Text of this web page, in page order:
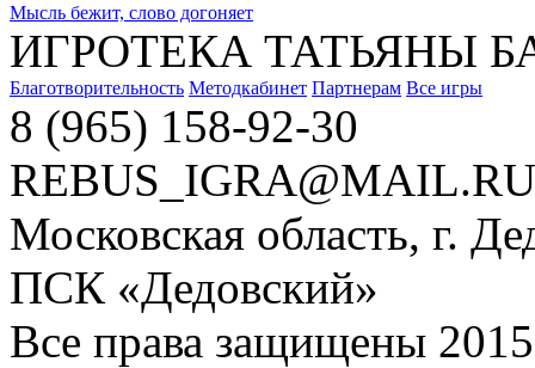
Мысль бежит, слово догоняет
ИГРОТЕКА ТАТЬЯНЫ
Благотворительность Методкабинет Партнерам Все игры
8 (965) 158-92-30
REBUS_IGRA@MAIL.RU
Московская область, г.
ПСК «Дедовский»
Все права защищены 2015